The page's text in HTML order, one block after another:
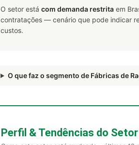
O setor está com demanda restrita em
contratações — cenário que pode indicar
custos.
O que faz o segmento de Fábricas de
Perfil & Tendências do Setor